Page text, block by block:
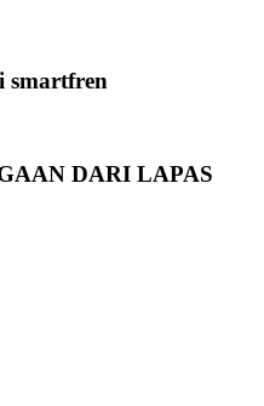
smartfren
DARI LAPAS